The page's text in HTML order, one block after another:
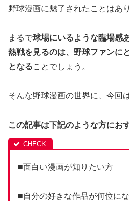
野球漫画に魅了されたことはあ
まるで球場にいるような臨場感
熱戦を見るのは、野球ファンに
となることでしょう。
そんな野球漫画の世界に、今回
この記事は下記のような方にお
■面白い漫画が知りたい方
■自分の好きな作品が何位に